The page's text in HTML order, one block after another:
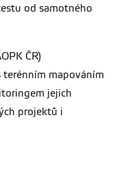
od samotného
ČR)
mapováním
jejich
projektů i